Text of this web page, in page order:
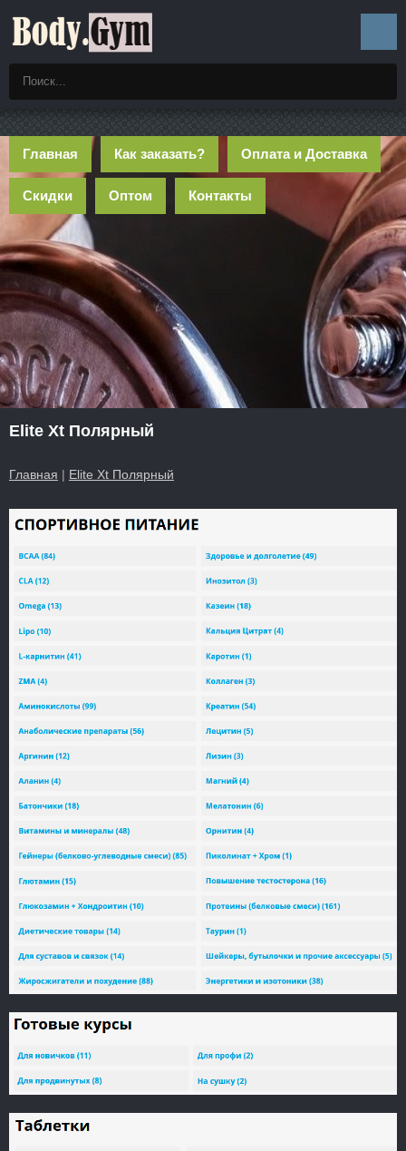
Главная Как заказать? Оплата и Доставка
Скидки Оптом Контакты
Elite Xt Полярный
Главная | Elite Xt Полярный